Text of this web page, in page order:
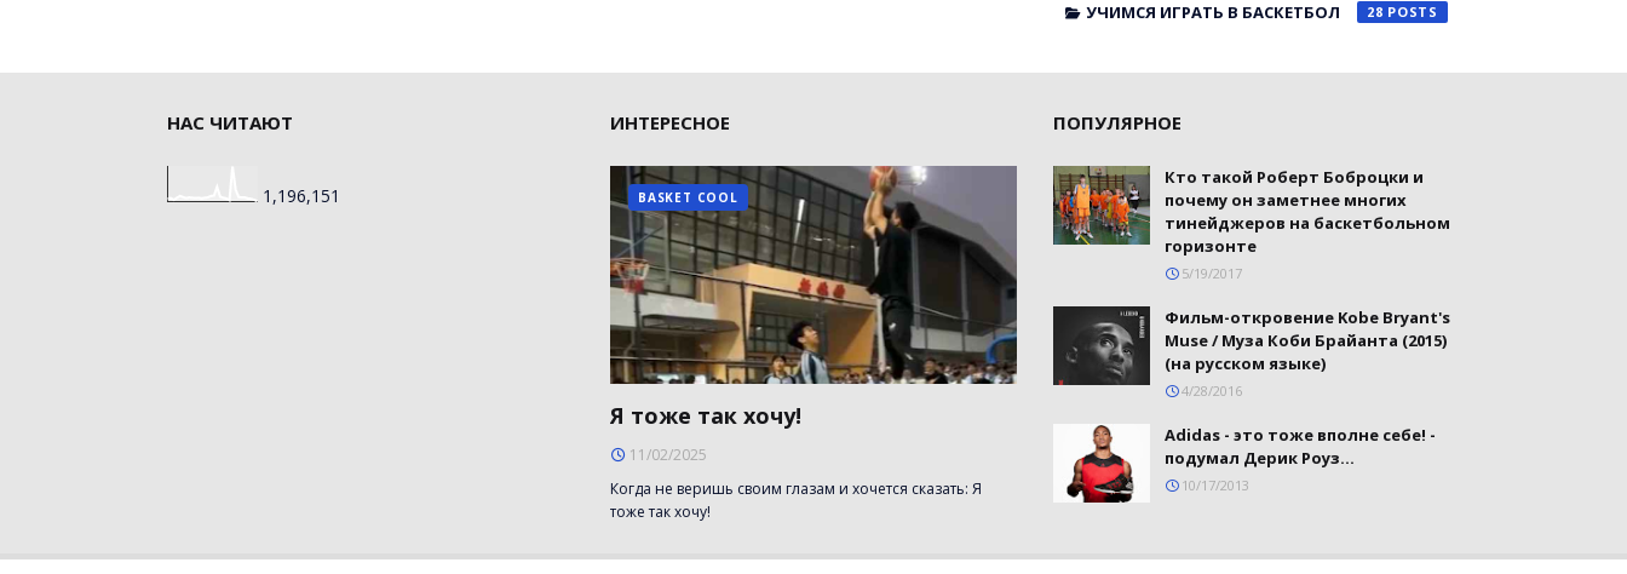
УЧИМСЯ ИГРАТЬ В БАСКЕТБОЛ 28
НАС ЧИТАЮТ
1,196,151
ИНТЕРЕСНОЕ
BASKET COOL
Я тоже так хочу!
11/02/2025
Когда не веришь своим глазам и хочется сказать: Я
тоже так хочу!
ПОПУЛЯРНОЕ
Кто такой Роберт Боброцки и
почему он заметнее многих
тинейджеров на баскетбольном
горизонте
5/19/2017
Фильм-откровение Kobe Bryant's
Muse / Муза Коби Брайанта (2015)
(на русском языке)
4/28/2016
Adidas - это тоже вполне себе! -
подумал Дерик Роуз...
10/17/2013